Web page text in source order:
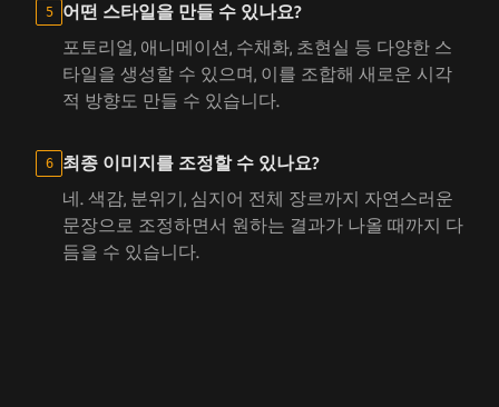
5
어떤 스타일을 만들 수 있나요?
포토리얼, 애니메이션, 수채화, 초현실 등 다양한 스
타일을 생성할 수 있으며, 이를 조합해 새로운 시각
적 방향도 만들 수 있습니다.
6
최종 이미지를 조정할 수 있나요?
네. 색감, 분위기, 심지어 전체 장르까지 자연스러운
문장으로 조정하면서 원하는 결과가 나올 때까지 다
듬을 수 있습니다.